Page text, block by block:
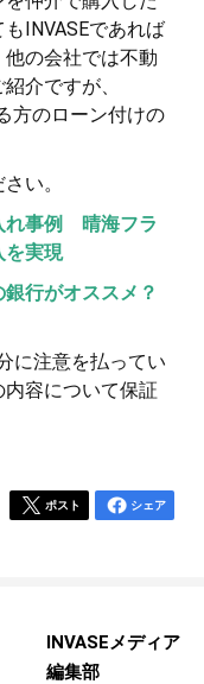
INVASEであれば
の会社では不動
介ですが、
方のローン付けの
い。
れ事例 晴海フラ
を実現
行がオススメ？
に注意を払ってい
容について保証
ポスト シェア
INVASEメディア
編集部